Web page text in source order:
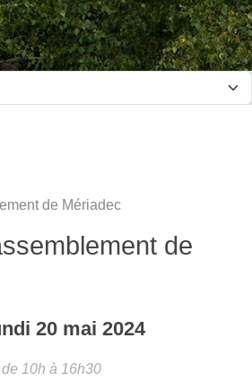
de Mériadec
de
20 mai 2024
de 10h à 16h30
cookies